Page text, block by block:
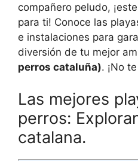
compañero peludo,
para ti! Conoce las
e instalaciones para
diversión de tu mejor
perros cataluña). ¡No
Las mejores
perros:
catalana.